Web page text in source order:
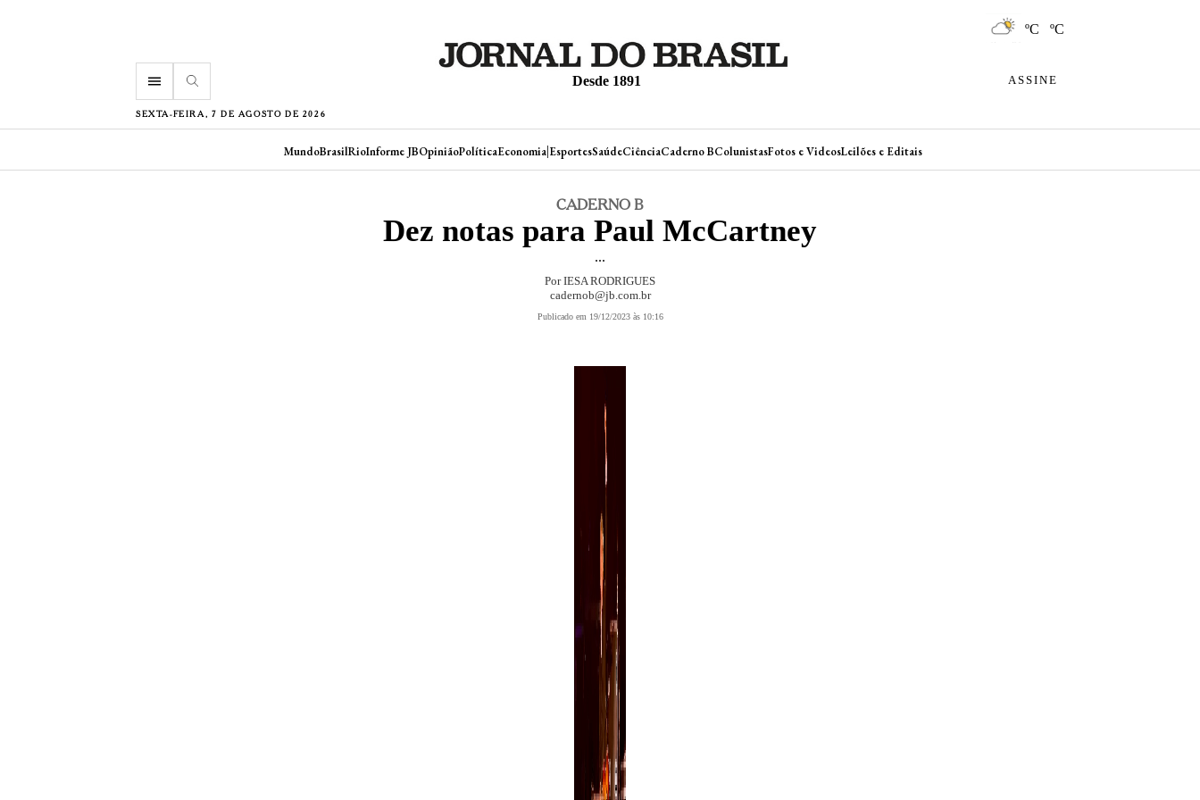
ºC ºC
menu Desde 1891 ASSINE
SEXTA-FEIRA, 7 DE AGOSTO DE 2026
MundoBrasilRioInforme JBOpiniãoPolíticaEconomia|EsportesSaúdeCiênciaCaderno BColunistasFotos e VideosLeilões e Editais
CADERNO B
Dez notas para Paul McCartney
...
Por IESA RODRIGUES
cadernob@jb.com.br
Publicado em 19/12/2023 às 10:16